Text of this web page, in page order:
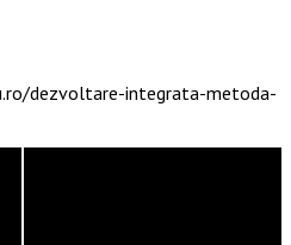
dezvoltare-integrata-metoda-